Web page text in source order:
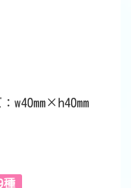
w40mm×h40mm
種